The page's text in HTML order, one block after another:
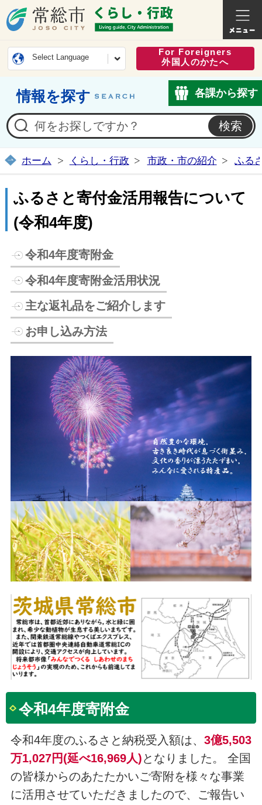
常総市公式ホームページ
くらし
Select Language
For Foreigners
外国人のかたへ
情報を探す 各課から探す
ホーム くらし・行政 市政・市の紹介 ふる
ふるさと寄付金活用報告について
(令和4年度)
令和4年度寄附金
令和4年度寄附金活用状況
主な返礼品をご紹介します
お申し込み方法
令和4年度寄附金
令和4年度のふるさと納税受入額は、 3億5,503
万1,027円(延べ16,969人)となりました。 全国
の皆様からのあたたかいご寄附を様々な事業
に活用させていただきましたので、ご報告い